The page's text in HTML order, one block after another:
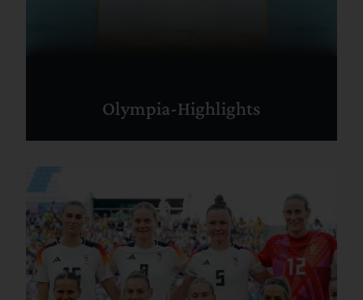
Olympia-Highlights